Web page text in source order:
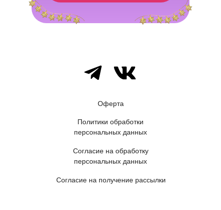
Политики обработки
персональных данных
Согласие на обработку
персональных данных
Согласие на получение рассылки
Оферта